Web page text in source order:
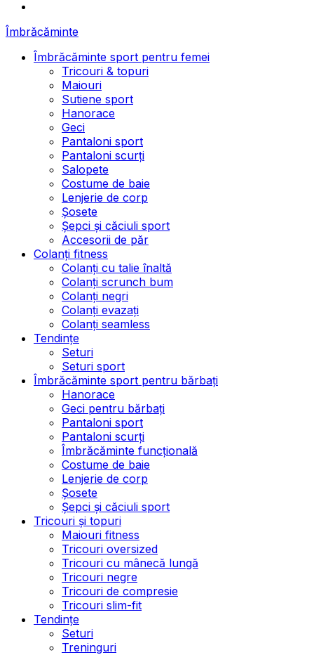
Îmbrăcăminte
Îmbrăcăminte sport pentru femei
Tricouri & topuri
Maiouri
Sutiene sport
Hanorace
Geci
Pantaloni sport
Pantaloni scurți
Salopete
Costume de baie
Lenjerie de corp
Șosete
Șepci și căciuli sport
Accesorii de păr
Colanți fitness
Colanți cu talie înaltă
Colanți scrunch bum
Colanți negri
Colanți evazați
Colanți seamless
Tendințe
Seturi
Seturi sport
Îmbrăcăminte sport pentru bărbați
Hanorace
Geci pentru bărbați
Pantaloni sport
Pantaloni scurți
Îmbrăcăminte funcțională
Costume de baie
Lenjerie de corp
Șosete
Șepci și căciuli sport
Tricouri și topuri
Maiouri fitness
Tricouri oversized
Tricouri cu mânecă lungă
Tricouri negre
Tricouri de compresie
Tricouri slim-fit
Tendințe
Seturi
Treninguri